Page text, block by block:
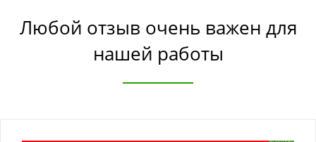
Любой отзыв очень важен для
нашей работы